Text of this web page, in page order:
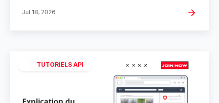
Jul 18, 2026
TUTORIELS API